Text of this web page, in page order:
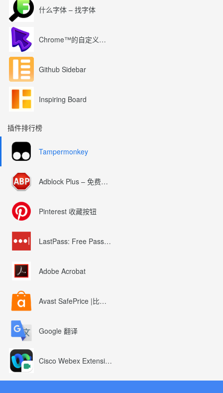
什么字体 – 找字体
Chrome™的自定义光标
Github Sidebar
Inspiring Board
插件排行榜
Tampermonkey
Adblock Plus – 免费的广告拦截器
Pinterest 收藏按钮
LastPass: Free Password Manager
Adobe Acrobat
Avast SafePrice |比较、交易、优惠券
Google 翻译
Cisco Webex Extension